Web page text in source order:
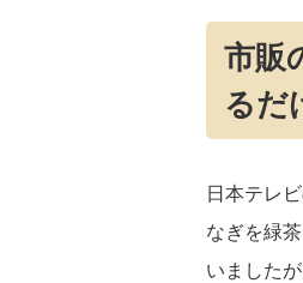
市販
るだ
日本テレ
なぎを緑
いました